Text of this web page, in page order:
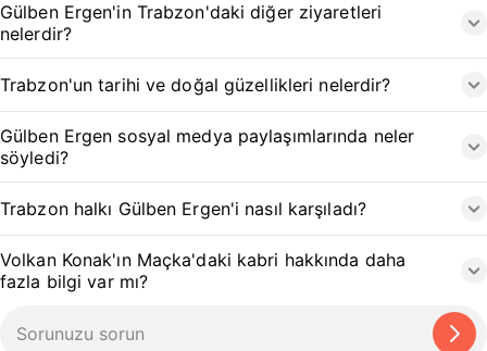
Gülben Ergen'in Trabzon'daki diğer ziyaretleri
nelerdir?
Trabzon'un tarihi ve doğal güzellikleri nelerdir?
Gülben Ergen sosyal medya paylaşımlarında neler
söyledi?
Trabzon halkı Gülben Ergen'i nasıl karşıladı?
Volkan Konak'ın Maçka'daki kabri hakkında daha
fazla bilgi var mı?